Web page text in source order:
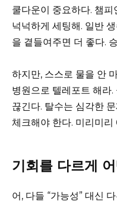
쿨다운이 중요하다. 챔
넉넉하게 세팅해. 일반
을 곁들여주면 더 좋다.
하지만, 스스로 물을 안
병원으로 텔레포트 해라
끊긴다. 탈수는 심각한
체크해야 한다. 미리미
기회를 다르게
어, 다들 “가능성” 대신